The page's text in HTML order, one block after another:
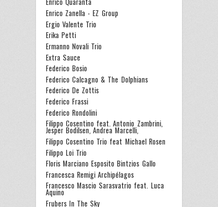
Enrico Zanella - EZ Group
Ergio Valente Trio
Erika Petti
Ermanno Novali Trio
Extra Sauce
Federico Bosio
Federico Calcagno & The Dolphians
Federico De Zottis
Federico Frassi
Federico Rondolini
Filippo Cosentino feat. Antonio Zambrini,
Jesper Bodilsen, Andrea Marcelli,
Filippo Cosentino Trio feat Michael Rosen
Filippo Loi Trio
Floris Marciano Esposito Bintzios Gallo
Francesca Remigi Archipélagos
Francesco Mascio Sarasvatrio feat. Luca
Aquino
Frubers In The Sky